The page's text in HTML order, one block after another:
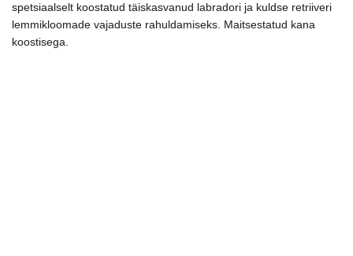
kogus
spetsiaalselt koostatud täiskasvanud labradori ja kuldse retriiveri
lemmikloomade vajaduste rahuldamiseks. Maitsestatud kana
koostisega.